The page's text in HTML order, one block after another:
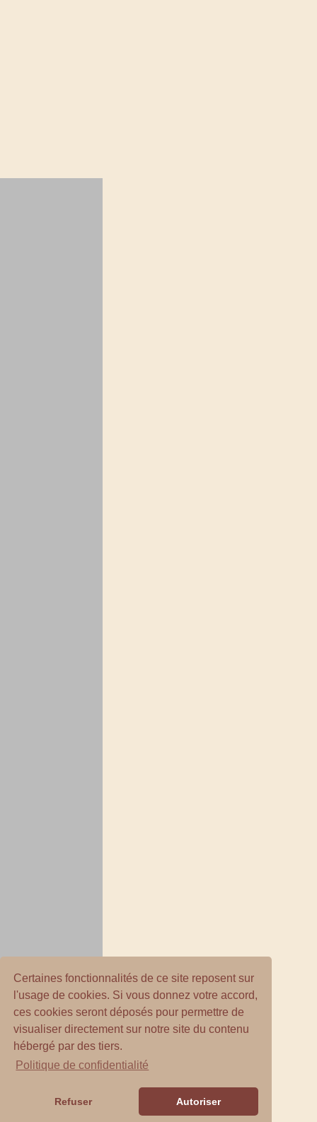
Certaines fonctionnalités de ce site reposent sur
l'usage de cookies. Si vous donnez votre accord,
ces cookies seront déposés pour permettre de
visualiser directement sur notre site du contenu
hébergé par des tiers.
Politique de confidentialité
Refuser Autoriser